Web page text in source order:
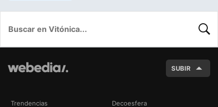
SUBIR
Trendencias Decoesfera